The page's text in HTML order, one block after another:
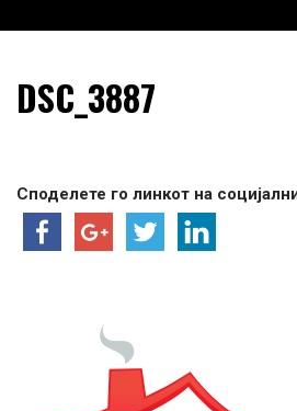
to
Граѓанска Опција
Македонија
DSC_3887
Споделете го линкот на